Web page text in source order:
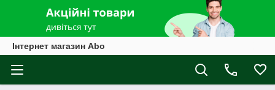
Інтернет магазин Abo